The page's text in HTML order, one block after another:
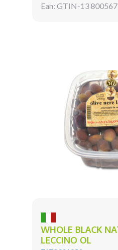
Ean: GTIN-13
WHOLE BLACK
LECCINO OL